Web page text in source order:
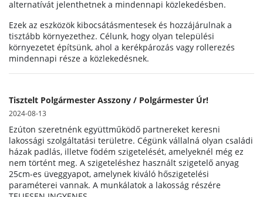
alternatívát jelenthetnek a mindennapi közlekedésben.
Ezek az eszközök kibocsátásmentesek és hozzájárulnak a
tisztább környezethez. Célunk, hogy olyan települési
környezetet építsünk, ahol a kerékpározás vagy rollerezés
mindennapi része a közlekedésnek.
Tisztelt Polgármester Asszony / Polgármester Úr!
2024-08-13
Ezúton szeretnénk együttműködő partnereket keresni
lakossági szolgáltatási területre. Cégünk vállalná olyan családi
házak padlás, illetve födém szigetelését, amelyeknél még ez
nem történt meg. A szigeteléshez használt szigetelő anyag
25cm-es üveggyapot, amelynek kiváló hőszigetelési
paraméterei vannak. A munkálatok a lakosság részére